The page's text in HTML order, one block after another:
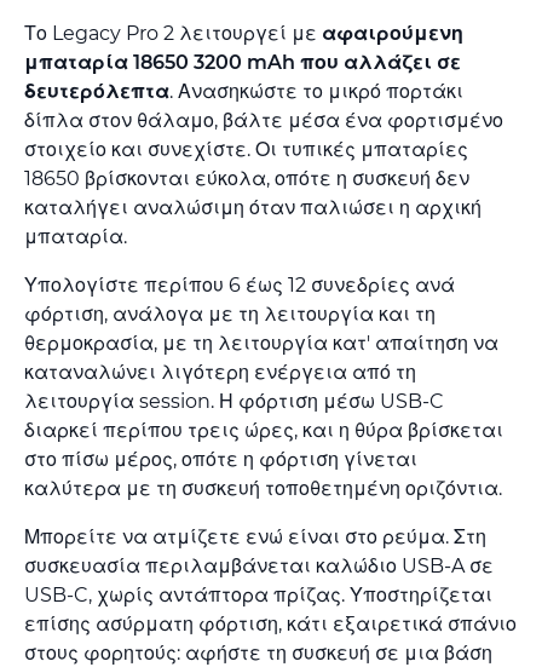
Το Legacy Pro 2 λειτουργεί με αφαιρούμενη
μπαταρία 18650 3200 mAh που αλλάζει σε
δευτερόλεπτα. Ανασηκώστε το μικρό πορτάκι
δίπλα στον θάλαμο, βάλτε μέσα ένα φορτισμένο
στοιχείο και συνεχίστε. Οι τυπικές μπαταρίες
18650 βρίσκονται εύκολα, οπότε η συσκευή δεν
καταλήγει αναλώσιμη όταν παλιώσει η αρχική
μπαταρία.
Υπολογίστε περίπου 6 έως 12 συνεδρίες ανά
φόρτιση, ανάλογα με τη λειτουργία και τη
θερμοκρασία, με τη λειτουργία κατ' απαίτηση να
καταναλώνει λιγότερη ενέργεια από τη
λειτουργία session. Η φόρτιση μέσω USB-C
διαρκεί περίπου τρεις ώρες, και η θύρα βρίσκεται
στο πίσω μέρος, οπότε η φόρτιση γίνεται
καλύτερα με τη συσκευή τοποθετημένη οριζόντια.
Μπορείτε να ατμίζετε ενώ είναι στο ρεύμα. Στη
συσκευασία περιλαμβάνεται καλώδιο USB-A σε
USB-C, χωρίς αντάπτορα πρίζας. Υποστηρίζεται
επίσης ασύρματη φόρτιση, κάτι εξαιρετικά σπάνιο
στους φορητούς: αφήστε τη συσκευή σε μια βάση